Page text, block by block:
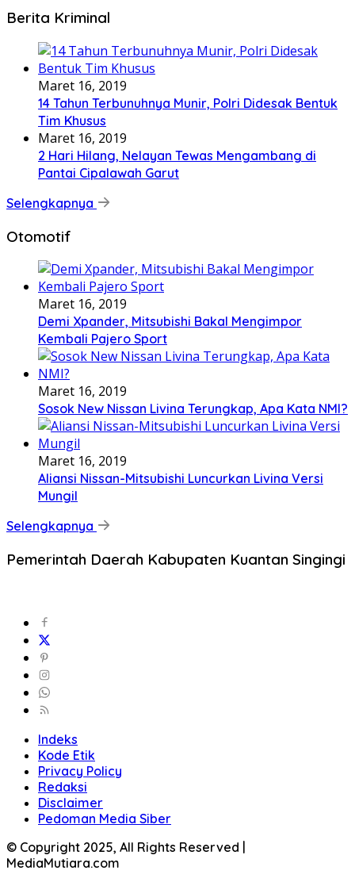
Berita Kriminal
Maret 16, 2019
14 Tahun Terbunuhnya Munir, Polri Didesak Bentuk
Tim Khusus
Maret 16, 2019
2 Hari Hilang, Nelayan Tewas Mengambang di
Pantai Cipalawah Garut
Selengkapnya
Otomotif
Maret 16, 2019
Demi Xpander, Mitsubishi Bakal Mengimpor
Kembali Pajero Sport
Maret 16, 2019
Sosok New Nissan Livina Terungkap, Apa Kata NMI?
Maret 16, 2019
Aliansi Nissan-Mitsubishi Luncurkan Livina Versi
Mungil
Selengkapnya
Pemerintah Daerah Kabupaten Kuantan Singingi
Indeks
Kode Etik
Privacy Policy
Redaksi
Disclaimer
Pedoman Media Siber
© Copyright 2025, All Rights Reserved |
MediaMutiara.com